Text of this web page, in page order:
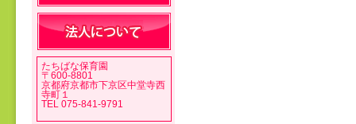
たちばな保育園
〒600-8801
京都府京都市下京区中堂寺西
寺町１
TEL 075-841-9791